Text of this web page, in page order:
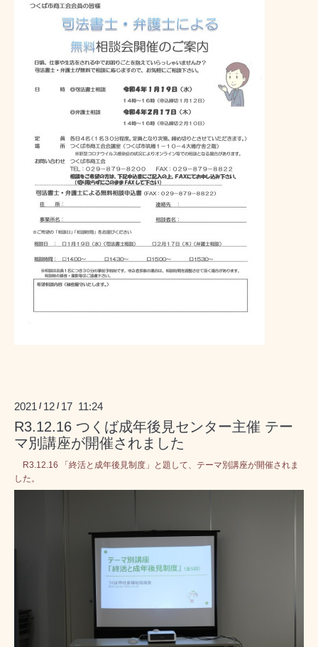
2021 / 12 / 17 11:24
R3.12.16 つくば成年後見センター主催 テー
マ別講座が開催されました
R3.12.16 「終活と成年後見制度」と題して、テーマ別講座が開催されま
した。